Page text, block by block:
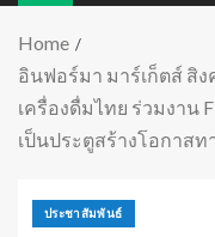
Home
อินฟอร์มา มาร์เก็ตส์ สิ
เครื่องดื่มไทย ร่วมงาน
เป็นประตูสร้างโอกาส
ประชาสัมพันธ์